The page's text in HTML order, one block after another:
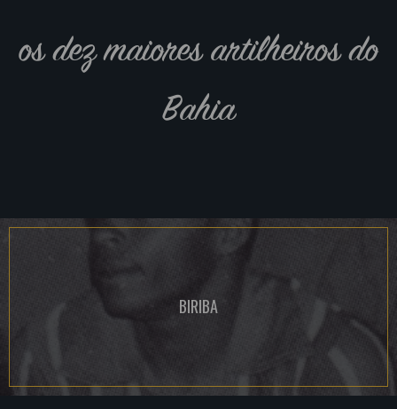
os dez maiores artilheiros do
Bahia
BIRIBA